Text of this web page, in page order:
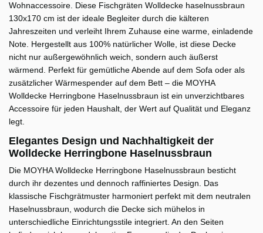
Wohnaccessoire. Diese Fischgräten Wolldecke haselnussbraun
130x170 cm ist der ideale Begleiter durch die kälteren
Jahreszeiten und verleiht Ihrem Zuhause eine warme, einladende
Note. Hergestellt aus 100% natürlicher Wolle, ist diese Decke
nicht nur außergewöhnlich weich, sondern auch äußerst
wärmend. Perfekt für gemütliche Abende auf dem Sofa oder als
zusätzlicher Wärmespender auf dem Bett – die MOYHA
Wolldecke Herringbone Haselnussbraun ist ein unverzichtbares
Accessoire für jeden Haushalt, der Wert auf Qualität und Eleganz
legt.
Elegantes Design und Nachhaltigkeit der
Wolldecke Herringbone Haselnussbraun
Die MOYHA Wolldecke Herringbone Haselnussbraun besticht
durch ihr dezentes und dennoch raffiniertes Design. Das
klassische Fischgrätmuster harmoniert perfekt mit dem neutralen
Haselnussbraun, wodurch die Decke sich mühelos in
unterschiedliche Einrichtungsstile integriert. An den Seiten